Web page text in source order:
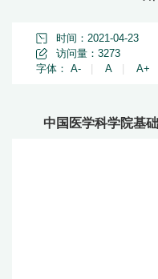
时间：2021-04-23
访问量： 3273
字体： A- A A+
中国医学科学院基